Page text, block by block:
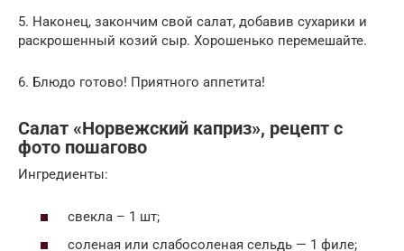
5. Наконец, закончим свой салат, добавив сухарики и
раскрошенный козий сыр. Хорошенько перемешайте.
6. Блюдо готово! Приятного аппетита!
Салат «Норвежский каприз», рецепт с
фото пошагово
Ингредиенты:
свекла – 1 шт;
соленая или слабосоленая сельдь — 1 филе;